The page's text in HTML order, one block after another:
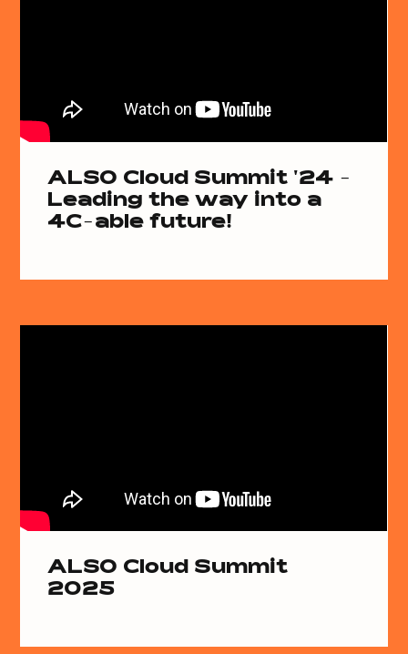
ALSO Cloud Summit '24 -
Leading the way into a
4C-able future!
ALSO Cloud Summit
2025